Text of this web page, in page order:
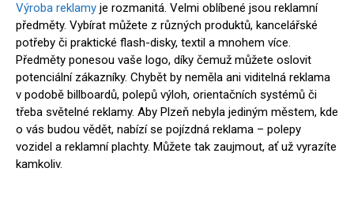
Výroba reklamy je rozmanitá. Velmi oblíbené jsou reklamní
předměty. Vybírat můžete z různých produktů, kancelářské
potřeby či praktické flash-disky, textil a mnohem více.
Předměty ponesou vaše logo, díky čemuž můžete oslovit
potenciální zákazníky. Chybět by neměla ani viditelná reklama
v podobě billboardů, polepů výloh, orientačních systémů či
třeba světelné reklamy. Aby Plzeň nebyla jediným městem, kde
o vás budou vědět, nabízí se pojízdná reklama – polepy
vozidel a reklamní plachty. Můžete tak zaujmout, ať už vyrazíte
kamkoliv.